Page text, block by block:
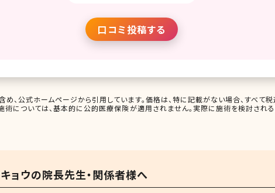
口コミ投稿する
め、公式ホームページから引用しています。価格は、特に記載がない場合、すべて
術については、基本的に公的医療保険が適用されません。実際に施術を検討される
ョウの院長先生・関係者様へ